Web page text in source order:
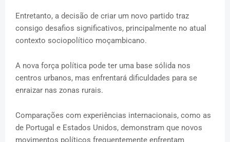
Entretanto, a decisão de criar um novo partido traz
consigo desafios significativos, principalmente no atual
contexto sociopolítico moçambicano.
A nova força política pode ter uma base sólida nos
centros urbanos, mas enfrentará dificuldades para se
enraizar nas zonas rurais.
Comparações com experiências internacionais, como as
de Portugal e Estados Unidos, demonstram que novos
movimentos políticos frequentemente enfrentam